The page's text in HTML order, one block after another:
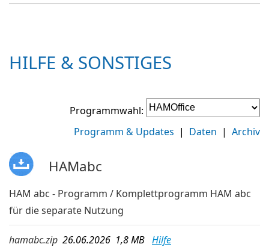
HILFE & SONSTIGES
Programmwahl:
Programm & Updates | Daten | Archiv
HAMabc
HAM abc - Programm / Komplettprogramm HAM abc
für die separate Nutzung
hamabc.zip 26.06.2026 1,8 MB Hilfe